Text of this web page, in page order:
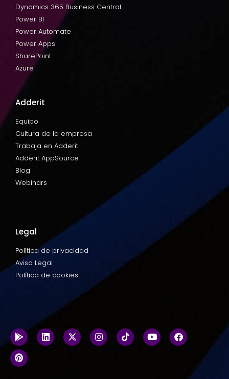
Dynamics 365 Business Central
Power BI
Power Automate
Power Apps
SharePoint
Azure
Adderit
Equipo
Cultura de la empresa
Trabaja en Adderit
Adderit AppSource
Blog
Webinars
Legal
Política de privacidad
Aviso Legal
Política de cookies